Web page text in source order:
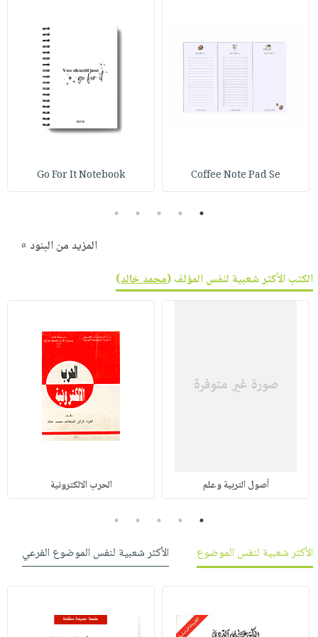
مناسبات
كتابك
تواصل
التسوق
Coffee Note Pad Se
Go For It Notebook
1
2
3
4
5
المزيد من البنود »
الكتب الأكثر شعبية لنفس المؤلف (محمد خالد)
أصول التربية وعلم الحرب الالكترونية
1
2
3
4
5
الأكثر شعبية لنفس الموضوع
الأكثر شعبية لنفس الموضوع الفرعي